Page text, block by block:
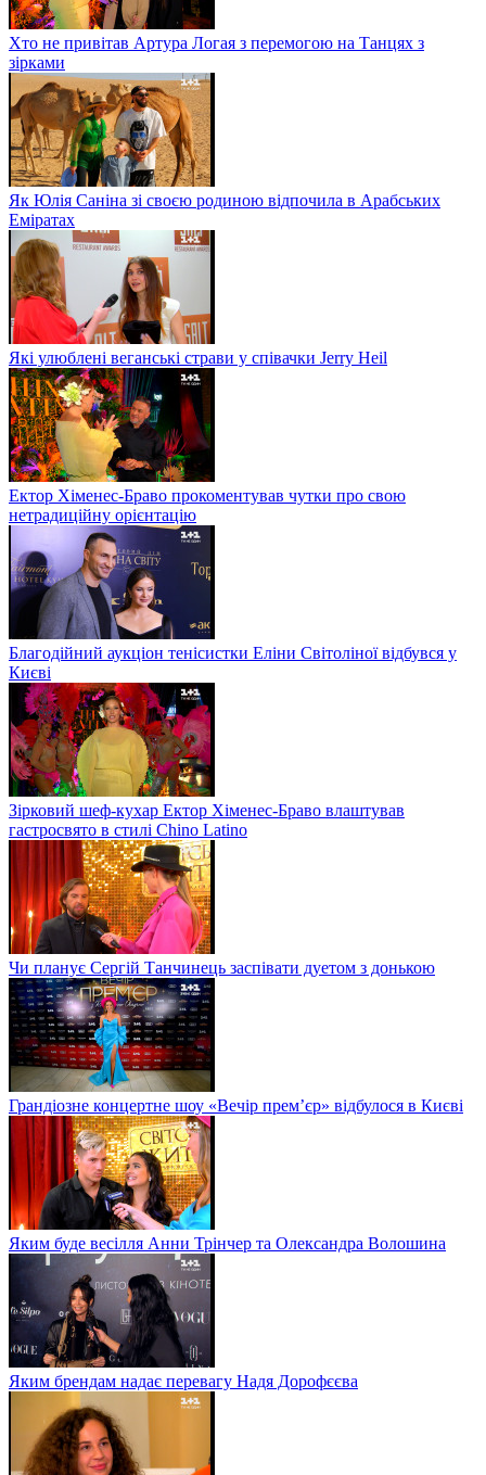
Хто не привітав Артура Логая з перемогою на Танцях з
зірками
Як Юлія Саніна зі своєю родиною відпочила в Арабських
Еміратах
Які улюблені веганські страви у співачки Jerry Heil
Ектор Хіменес-Браво прокоментував чутки про свою
нетрадиційну орієнтацію
Благодійний аукціон тенісистки Еліни Світоліної відбувся у
Києві
Зірковий шеф-кухар Ектор Хіменес-Браво влаштував
гастросвято в стилі Chino Latino
Чи планує Сергій Танчинець заспівати дуетом з донькою
Грандіозне концертне шоу «Вечір прем’єр» відбулося в Києві
Яким буде весілля Анни Трінчер та Олександра Волошина
Яким брендам надає перевагу Надя Дорофєєва